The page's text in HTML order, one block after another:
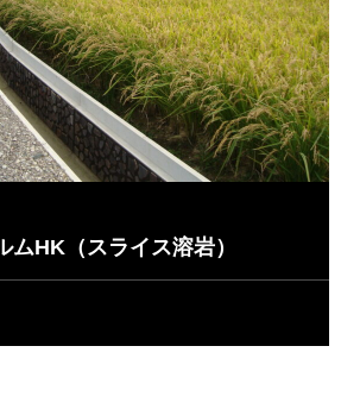
ムHK（スライス溶岩）